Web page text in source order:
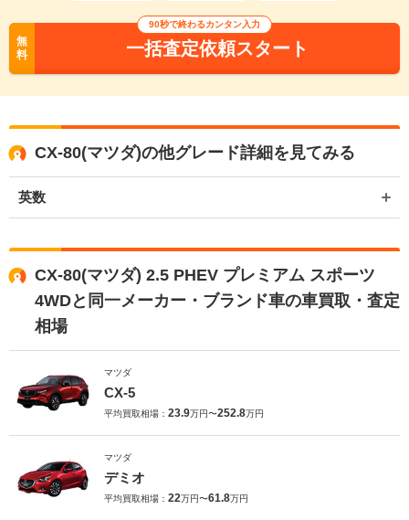
無
料
90秒で終わるカンタン入力
一括査定依頼スタート
CX-80(マツダ)の他グレード詳細を見てみる
英数
CX-80(マツダ) 2.5 PHEV プレミアム スポーツ
4WDと同一メーカー・ブランド車の車買取・査定
相場
マツダ
CX-5
平均買取相場： 23.9万円〜252.8万円
マツダ
デミオ
平均買取相場： 22万円〜61.8万円